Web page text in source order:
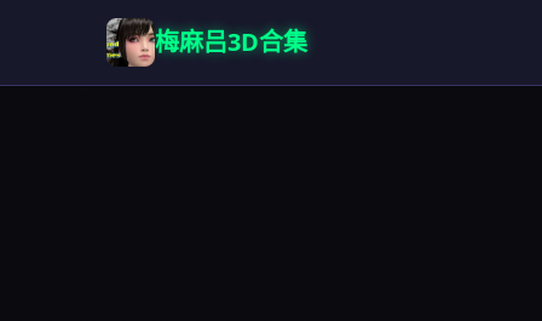
梅麻吕3D合集